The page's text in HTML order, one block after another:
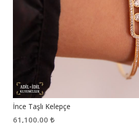
İnce Taşlı Kelepçe
61,100.00 ₺